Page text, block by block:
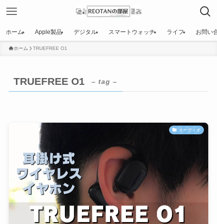
ホーム Apple製品 デジタル スマートウォッチ ライフ お問い
ホーム TRUEFREE O1
TRUEFREE O1 – tag –
オーディオ